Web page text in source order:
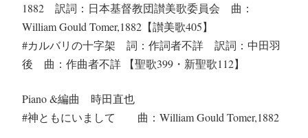
1882 訳詞：日本基督教団讃美歌委員会 曲：
William Gould Tomer,1882【讃美歌405】
#カルバリの十字架 詞：作詞者不詳 訳詞：中田羽
後 曲：作曲者不詳 【聖歌399・新聖歌112】
Piano &編曲 時田直也
#神ともにいまして 曲：William Gould Tomer,1882